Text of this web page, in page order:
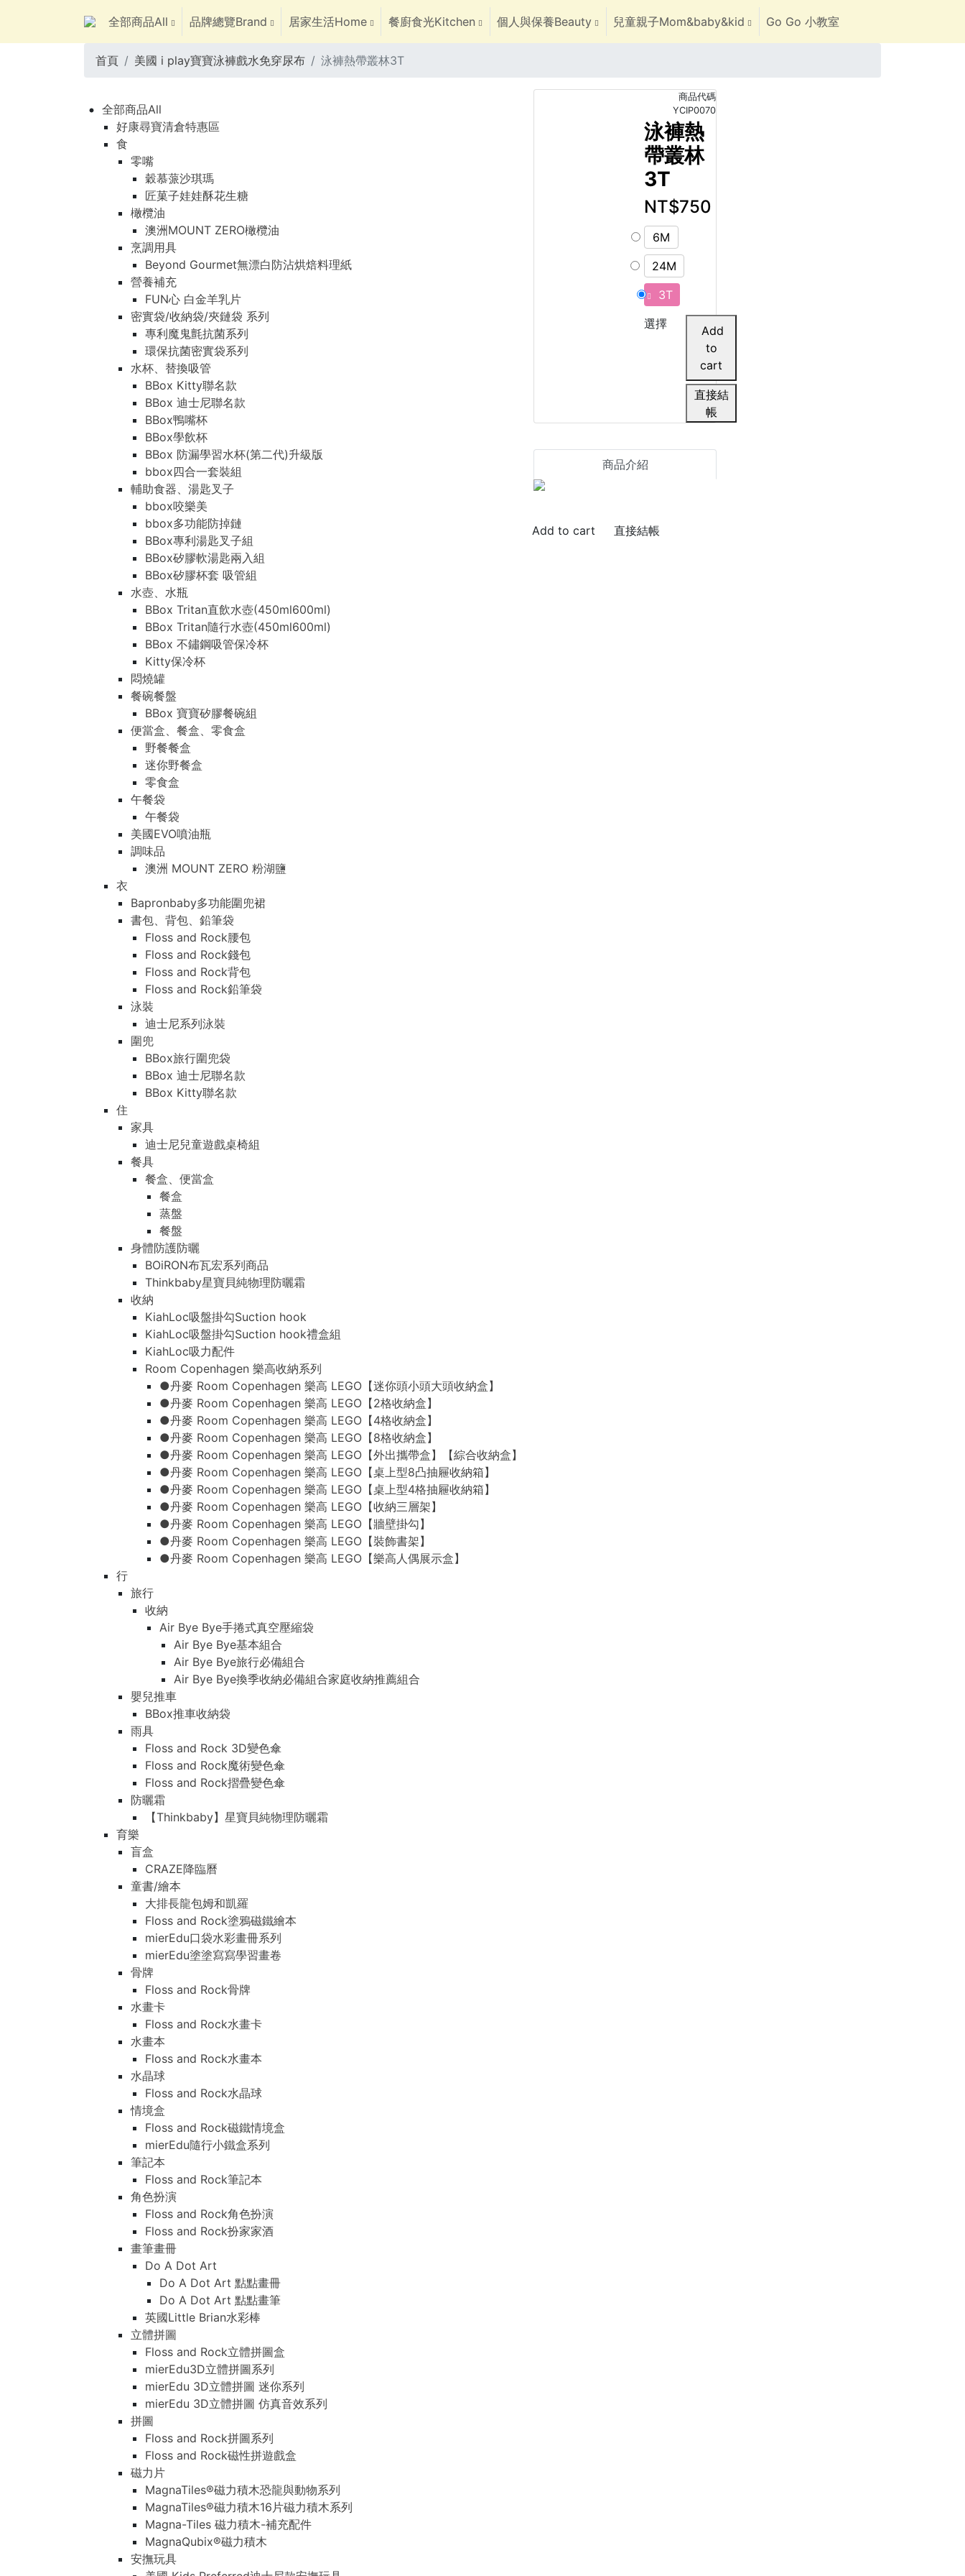
全部商品All 品牌總覽Brand 居家生活Home 餐廚食光Kitchen 個人與保養Beauty 兒童親子Mom&baby&kid Go Go 小教室
首頁 美國 i play寶寶泳褲戲水免穿尿布 泳褲熱帶叢林3T
全部商品All
好康尋寶清倉特惠區
食
零嘴
穀慕蒎沙琪瑪
匠菓子娃娃酥花生糖
橄欖油
澳洲MOUNT ZERO橄欖油
烹調用具
Beyond Gourmet無漂白防沾烘焙料理紙
營養補充
FUN心 白金羊乳片
密實袋/收納袋/夾鏈袋 系列
專利魔鬼氈抗菌系列
環保抗菌密實袋系列
水杯、替換吸管
BBox Kitty聯名款
BBox 迪士尼聯名款
BBox鴨嘴杯
BBox學飲杯
BBox 防漏學習水杯(第二代)升級版
bbox四合一套裝組
輔助食器、湯匙叉子
bbox咬樂美
bbox多功能防掉鏈
BBox專利湯匙叉子組
BBox矽膠軟湯匙兩入組
BBox矽膠杯套 吸管組
水壺、水瓶
BBox Tritan直飲水壺(450ml600ml)
BBox Tritan隨行水壺(450ml600ml)
BBox 不鏽鋼吸管保冷杯
Kitty保冷杯
悶燒罐
餐碗餐盤
BBox 寶寶矽膠餐碗組
便當盒、餐盒、零食盒
野餐餐盒
迷你野餐盒
零食盒
午餐袋
午餐袋
美國EVO噴油瓶
調味品
澳洲 MOUNT ZERO 粉湖鹽
衣
Bapronbaby多功能圍兜裙
書包、背包、鉛筆袋
Floss and Rock腰包
Floss and Rock錢包
Floss and Rock背包
Floss and Rock鉛筆袋
泳裝
迪士尼系列泳裝
圍兜
BBox旅行圍兜袋
BBox 迪士尼聯名款
BBox Kitty聯名款
住
家具
迪士尼兒童遊戲桌椅組
餐具
餐盒、便當盒
餐盒
蒸盤
餐盤
身體防護防曬
BOiRON布瓦宏系列商品
Thinkbaby星寶貝純物理防曬霜
收納
KiahLoc吸盤掛勾Suction hook
KiahLoc吸盤掛勾Suction hook禮盒組
KiahLoc吸力配件
Room Copenhagen 樂高收納系列
●丹麥 Room Copenhagen 樂高 LEGO【迷你頭小頭大頭收納盒】
●丹麥 Room Copenhagen 樂高 LEGO【2格收納盒】
●丹麥 Room Copenhagen 樂高 LEGO【4格收納盒】
●丹麥 Room Copenhagen 樂高 LEGO【8格收納盒】
●丹麥 Room Copenhagen 樂高 LEGO【外出攜帶盒】【綜合收納盒】
●丹麥 Room Copenhagen 樂高 LEGO【桌上型8凸抽屜收納箱】
●丹麥 Room Copenhagen 樂高 LEGO【桌上型4格抽屜收納箱】
●丹麥 Room Copenhagen 樂高 LEGO【收納三層架】
●丹麥 Room Copenhagen 樂高 LEGO【牆壁掛勾】
●丹麥 Room Copenhagen 樂高 LEGO【裝飾書架】
●丹麥 Room Copenhagen 樂高 LEGO【樂高人偶展示盒】
行
旅行
收納
Air Bye Bye手捲式真空壓縮袋
Air Bye Bye基本組合
Air Bye Bye旅行必備組合
Air Bye Bye換季收納必備組合家庭收納推薦組合
嬰兒推車
BBox推車收納袋
雨具
Floss and Rock 3D變色傘
Floss and Rock魔術變色傘
Floss and Rock摺疊變色傘
防曬霜
【Thinkbaby】星寶貝純物理防曬霜
育樂
盲盒
CRAZE降臨曆
童書/繪本
大排長龍包姆和凱羅
Floss and Rock塗鴉磁鐵繪本
mierEdu口袋水彩畫冊系列
mierEdu塗塗寫寫學習畫卷
骨牌
Floss and Rock骨牌
水畫卡
Floss and Rock水畫卡
水畫本
Floss and Rock水畫本
水晶球
Floss and Rock水晶球
情境盒
Floss and Rock磁鐵情境盒
mierEdu隨行小鐵盒系列
筆記本
Floss and Rock筆記本
角色扮演
Floss and Rock角色扮演
Floss and Rock扮家家酒
畫筆畫冊
Do A Dot Art
Do A Dot Art 點點畫冊
Do A Dot Art 點點畫筆
英國Little Brian水彩棒
立體拼圖
Floss and Rock立體拼圖盒
mierEdu3D立體拼圖系列
mierEdu 3D立體拼圖 迷你系列
mierEdu 3D立體拼圖 仿真音效系列
拼圖
Floss and Rock拼圖系列
Floss and Rock磁性拼遊戲盒
磁力片
MagnaTiles®磁力積木恐龍與動物系列
MagnaTiles®磁力積木16片磁力積木系列
Magna-Tiles 磁力積木-補充配件
MagnaQubix®磁力積木
安撫玩具
商品代碼
YCIP0070
泳褲熱
帶叢林
3T
NT$750
6M
24M
3T
選擇
直接結
帳
商品介紹
直接結帳